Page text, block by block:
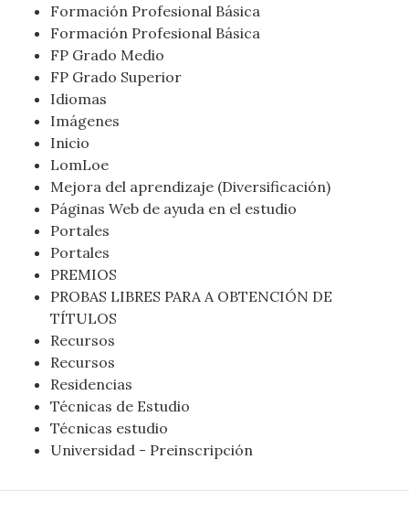
Formación Profesional Básica
Formación Profesional Básica
FP Grado Medio
FP Grado Superior
Idiomas
Imágenes
Inicio
LomLoe
Mejora del aprendizaje (Diversificación)
Páginas Web de ayuda en el estudio
Portales
Portales
PREMIOS
PROBAS LIBRES PARA A OBTENCIÓN DE
TÍTULOS
Recursos
Recursos
Residencias
Técnicas de Estudio
Técnicas estudio
Universidad - Preinscripción